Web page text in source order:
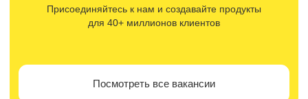
Присоединяйтесь к нам и создавайте продукты
для 40+ миллионов клиентов
Посмотреть все вакансии